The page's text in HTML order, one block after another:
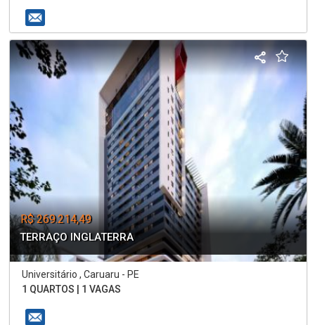
R$ 269.214,49
TERRAÇO INGLATERRA
Universitário , Caruaru - PE
1 QUARTOS | 1 VAGAS